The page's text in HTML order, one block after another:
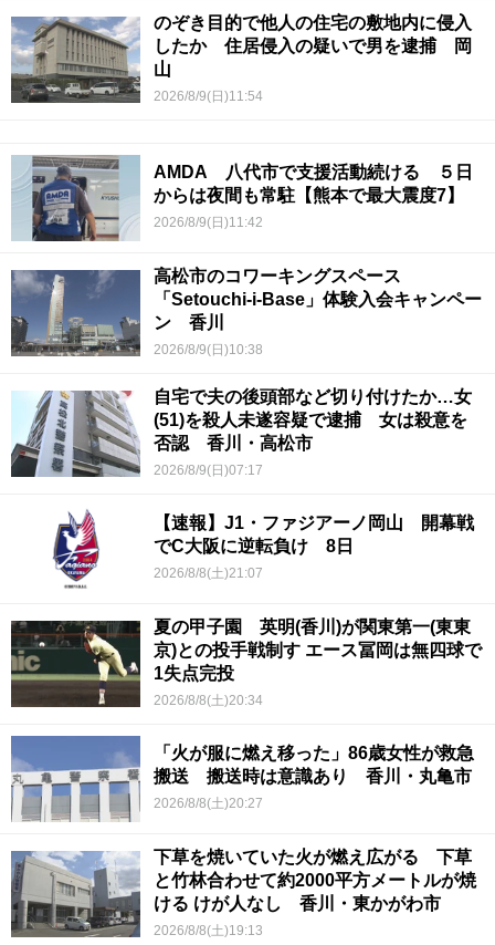
のぞき目的で他人の住宅の敷地内に侵入
したか 住居侵入の疑いで男を逮捕 岡
山
2026/8/9(日)11:54
AMDA 八代市で支援活動続ける ５日
からは夜間も常駐【熊本で最大震度7】
2026/8/9(日)11:42
高松市のコワーキングスペース
「Setouchi-i-Base」体験入会キャンペー
ン 香川
2026/8/9(日)10:38
自宅で夫の後頭部など切り付けたか…女
(51)を殺人未遂容疑で逮捕 女は殺意を
否認 香川・高松市
2026/8/9(日)07:17
【速報】J1・ファジアーノ岡山 開幕戦
でC大阪に逆転負け 8日
2026/8/8(土)21:07
夏の甲子園 英明(香川)が関東第一(東東
京)との投手戦制す エース冨岡は無四球で
1失点完投
2026/8/8(土)20:34
「火が服に燃え移った」86歳女性が救急
搬送 搬送時は意識あり 香川・丸亀市
2026/8/8(土)20:27
下草を焼いていた火が燃え広がる 下草
と竹林合わせて約2000平方メートルが焼
ける けが人なし 香川・東かがわ市
2026/8/8(土)19:13